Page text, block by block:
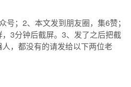
号；2、本文发到朋友圈，集6赞；
3分钟后截屏。3、发了之后把截
，都没有的请发给以下两位老